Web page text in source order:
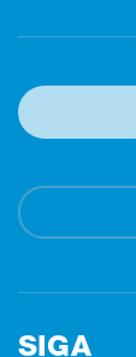
SIGA